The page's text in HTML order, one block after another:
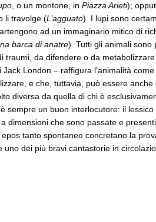
, o un montone, in Piazza Arieti);
li travolge (L’agguato). I lupi sono
ad un immaginario mitico di
barca di anatre). Tutti gli animali sono
traumi, da difendere o da
London – raffigura l’animalità come
e che, tuttavia, può essere anche
diversa da quella di chi è
sempre un buon interlocutore: il
dimensioni che sono passate e
tanto spontaneo concretano la
dei più bravi cantastorie in